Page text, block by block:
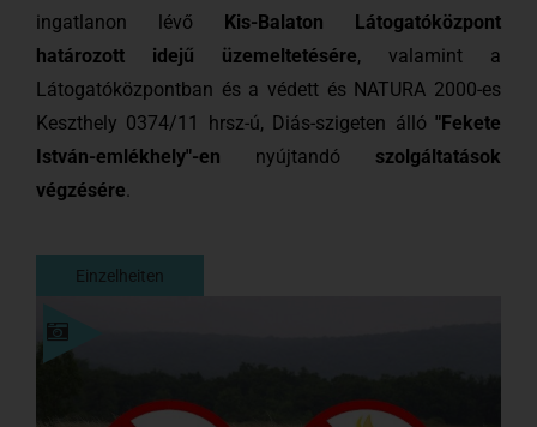
ingatlanon lévő Kis-Balaton Látogatóközpont
határozott idejű üzemeltetésére, valamint a
Látogatóközpontban és a védett és NATURA 2000-es
Keszthely 0374/11 hrsz-ú, Diás-szigeten álló "Fekete
István-emlékhely"-en nyújtandó szolgáltatások
végzésére.
Einzelheiten
Einzelheiten